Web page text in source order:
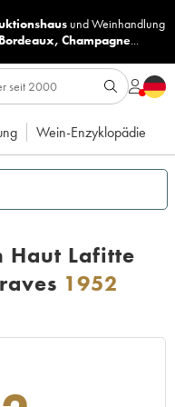
undWeinhandlung
Bordeaux, Champagne...
Wein-Enzyklopädie
Haut Lafitte
1952